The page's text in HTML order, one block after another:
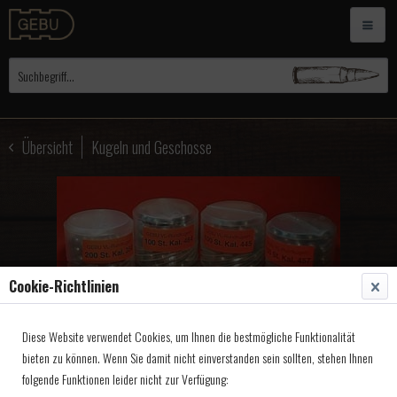
Übersicht Kugeln und Geschosse
Cookie-Richtlinien
Diese Website verwendet Cookies, um Ihnen die bestmögliche Funktionalität
bieten zu können. Wenn Sie damit nicht einverstanden sein sollten, stehen Ihnen
folgende Funktionen leider nicht zur Verfügung: